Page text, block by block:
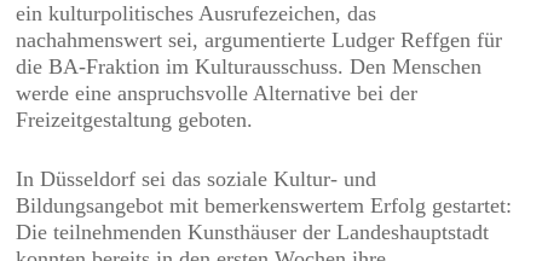
ein kulturpolitisches Ausrufezeichen, das
nachahmenswert sei, argumentierte Ludger Reffgen für
die BA-Fraktion im Kulturausschuss. Den Menschen
werde eine anspruchsvolle Alternative bei der
Freizeitgestaltung geboten.
In Düsseldorf sei das soziale Kultur- und
Bildungsangebot mit bemerkenswertem Erfolg gestartet:
Die teilnehmenden Kunsthäuser der Landeshauptstadt